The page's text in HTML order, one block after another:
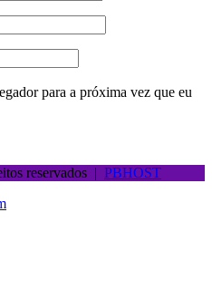
para a próxima vez que eu
reservados | PBHOST